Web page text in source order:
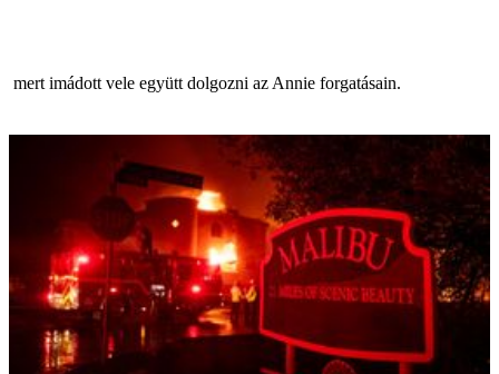
mert imádott vele együtt dolgozni az Annie forgatásain.